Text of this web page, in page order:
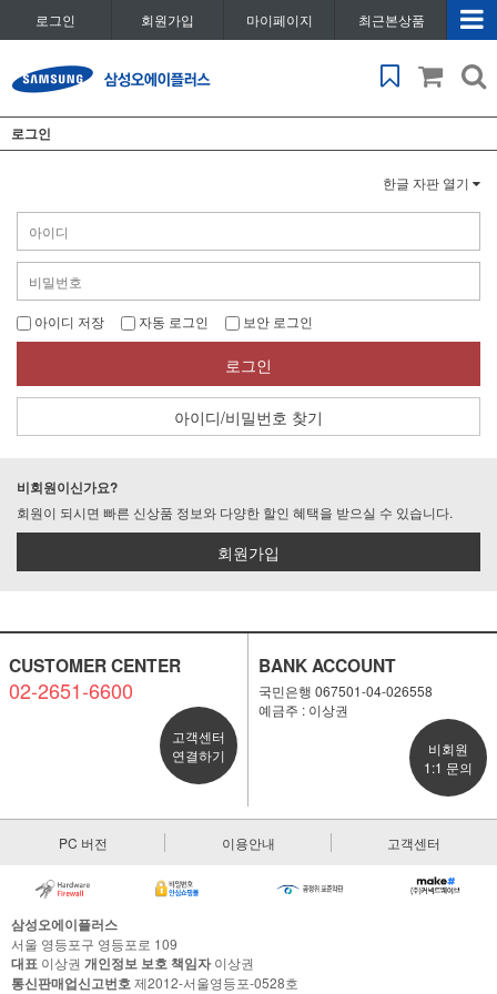
로그인 회원가입 마이페이지 최근본상품
로그인
한글 자판 열기
아이디 저장 자동 로그인 보안 로그인
로그인
아이디/비밀번호 찾기
비회원이신가요?
회원이 되시면 빠른 신상품 정보와 다양한 할인 혜택을 받으실 수 있습니다.
회원가입
CUSTOMER CENTER
02-2651-6600
고객센터
연결하기
BANK ACCOUNT
국민은행 067501-04-026558
예금주 : 이상권
비회원
1:1 문의
PC 버전 이용안내 고객센터
삼성오에이플러스
서울 영등포구 영등포로 109
대표 이상권 개인정보 보호 책임자이상권
통신판매업신고번호제2012-서울영등포-0528호